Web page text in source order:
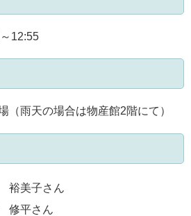
12:55
（雨天の場合は物産館2階にて）
裕美子さん
修平さん